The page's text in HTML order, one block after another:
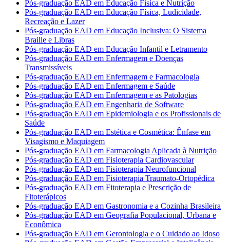
Pós-graduação EAD em Educação Física e Nutrição
Pós-graduação EAD em Educação Física, Ludicidade,
Recreação e Lazer
Pós-graduação EAD em Educação Inclusiva: O Sistema
Braille e Libras
Pós-graduação EAD em Educação Infantil e Letramento
Pós-graduação EAD em Enfermagem e Doenças
Transmissíveis
Pós-graduação EAD em Enfermagem e Farmacologia
Pós-graduação EAD em Enfermagem e Saúde
Pós-graduação EAD em Enfermagem e as Patologias
Pós-graduação EAD em Engenharia de Software
Pós-graduação EAD em Epidemiologia e os Profissionais de
Saúde
Pós-graduação EAD em Estética e Cosmética: Ênfase em
Visagismo e Maquiagem
Pós-graduação EAD em Farmacologia Aplicada à Nutrição
Pós-graduação EAD em Fisioterapia Cardiovascular
Pós-graduação EAD em Fisioterapia Neurofuncional
Pós-graduação EAD em Fisioterapia Traumato-Ortopédica
Pós-graduação EAD em Fitoterapia e Prescrição de
Fitoterápicos
Pós-graduação EAD em Gastronomia e a Cozinha Brasileira
Pós-graduação EAD em Geografia Populacional, Urbana e
Econômica
Pós-graduação EAD em Gerontologia e o Cuidado ao Idoso